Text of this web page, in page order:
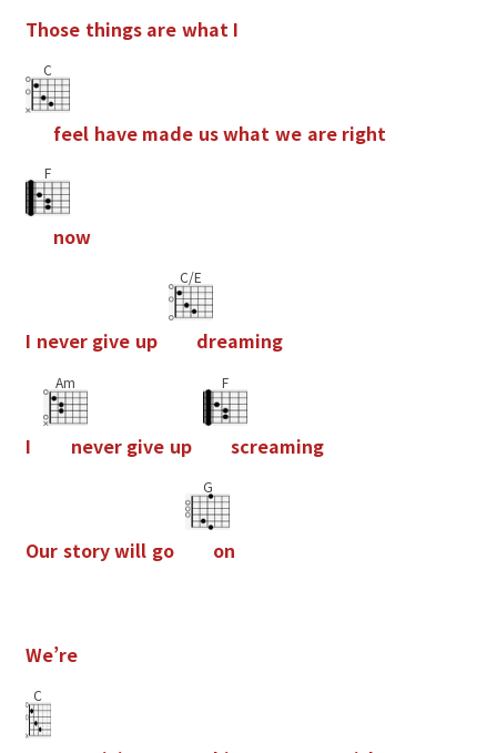
Those things are what I
C
feel have made uswhat we are right
F
now
I never give up
C/E
dreaming
I
Am
never give up
F
screaming
Our storywill go
G
on
We’re
C